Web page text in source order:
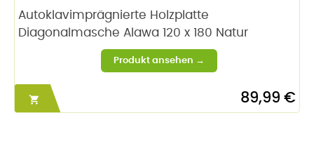
Autoklavimprägnierte Holzplatte
Diagonalmasche Alawa 120 x 180 Natur
 89,99 €